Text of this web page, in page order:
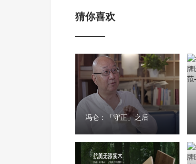
猜你喜欢
冯仑：「守正」之后